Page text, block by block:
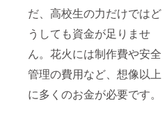
だ、高校生の力だけではど
うしても資金が足りませ
ん。花火には制作費や安全
管理の費用など、想像以上
に多くのお金が必要です。